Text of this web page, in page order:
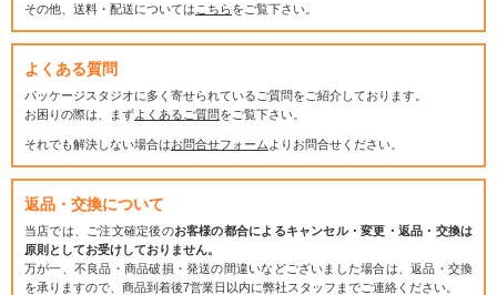
その他、送料・配送については こちらをご覧下さい。
よくある質問
パッケージスタジオに多く寄せられているご質問をご紹介しております。
お困りの際は、まずよくあるご質問をご覧下さい。
それでも解決しない場合はお問合せフォーム よりお問合せください。
返品・交換について
当店では、ご注文確定後のお客様の都合によるキャンセル・変更・返品・交換は
原則としてお受けしておりません。
万が一、不良品・商品破損・発送の間違いなどございました場合は、返品・交換
を承りますので、商品到着後7営業日以内に弊社スタッフまでご連絡ください。